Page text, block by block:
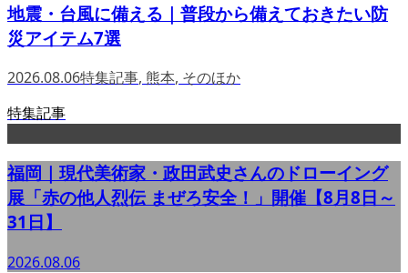
地震・台風に備える｜普段から備えておきたい防
災アイテム7選
2026.08.06特集記事, 熊本, そのほか
特集記事
福岡｜現代美術家・政田武史さんのドローイング
展「赤の他人烈伝 まぜろ安全！」開催【8月8日～
31日】
2026.08.06